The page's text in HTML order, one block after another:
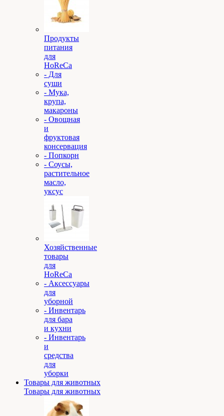
Продукты
питания
для
HoReCa
- Для
суши
- Мука,
крупа,
макароны
- Овощная
и
фруктовая
консервация
- Попкорн
- Соусы,
растительное
масло,
уксус
Хозяйственные
товары
для
HoReCa
- Аксессуары
для
уборной
- Инвентарь
для бара
и кухни
- Инвентарь
и
средства
для
уборки
Товары для животных
Товары для животных